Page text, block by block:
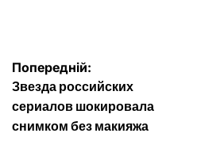
Навігація
записів
Попередній:
Звезда российских
сериалов шокировала
снимком без макияжа